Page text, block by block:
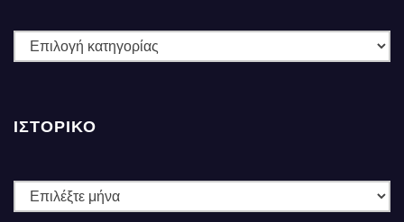
ΚΑΤΗΓΟΡΙΕΣ
ΙΣΤΟΡΙΚΌ
Ιστορικό